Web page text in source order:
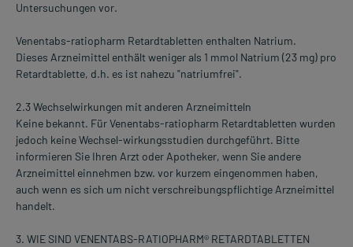
Untersuchungen vor.
Venentabs-ratiopharm Retardtabletten enthalten Natrium.
Dieses Arzneimittel enthält weniger als 1 mmol Natrium (23 mg) pro
Retardtablette, d.h. es ist nahezu "natriumfrei".
2.3 Wechselwirkungen mit anderen Arzneimitteln
Keine bekannt. Für Venentabs-ratiopharm Retardtabletten wurden
jedoch keine Wechsel-wirkungsstudien durchgeführt. Bitte
informieren Sie Ihren Arzt oder Apotheker, wenn Sie andere
Arzneimittel einnehmen bzw. vor kurzem eingenommen haben,
auch wenn es sich um nicht verschreibungspflichtige Arzneimittel
handelt.
3. WIE SIND VENENTABS-RATIOPHARM® RETARDTABLETTEN